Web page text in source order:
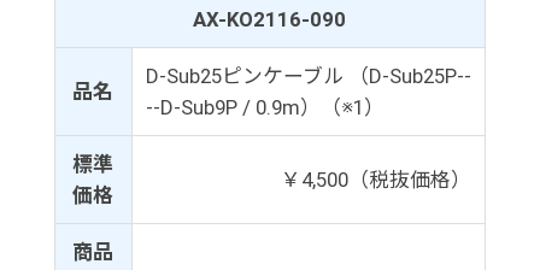
AX-KO2116-090
品名
D-Sub25ピンケーブル （D-Sub25P--
--D-Sub9P / 0.9m）（※1）
標準
価格
￥4,500（税抜価格）
商品